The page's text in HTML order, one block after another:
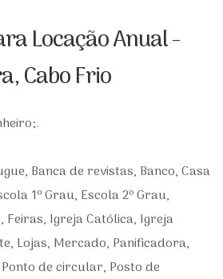
Locação Anual -
Cabo Frio
Banca de revistas, Banco, Casa
1º Grau, Escola 2º Grau,
Feiras, Igreja Católica, Igreja
Lojas, Mercado, Panificadora,
de circular, Posto de